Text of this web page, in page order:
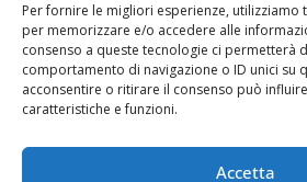
Per fornire le migliori esperienze, utilizziamo
per memorizzare e/o accedere alle
consenso a queste tecnologie ci permetterà
comportamento di navigazione o ID unici su
acconsentire o ritirare il consenso può
caratteristiche e funzioni.
Accetta
Aut. del tribunale di Catania n.23/2011
Resp. Riccardo Orioles.
Associazione Culturale I Siciliani Giovani